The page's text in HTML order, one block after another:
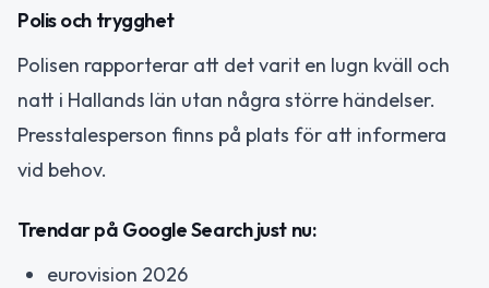
Polis och trygghet
Polisen rapporterar att det varit en lugn kväll och
natt i Hallands län utan några större händelser.
Presstalesperson finns på plats för att informera
vid behov.
Trendar på Google Search just nu:
eurovision 2026